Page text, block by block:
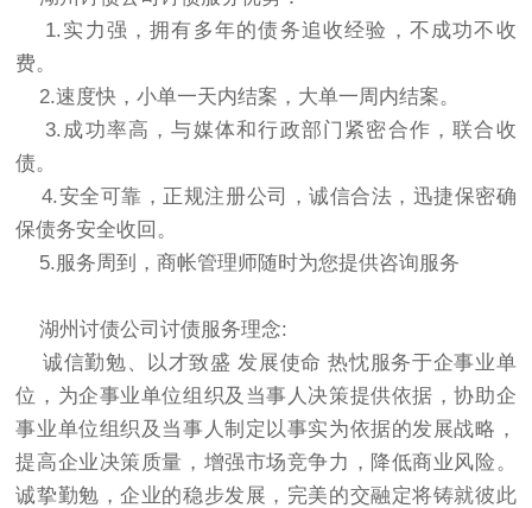
1.实力强，拥有多年的债务追收经验，不成功不收
费。
2.速度快，小单一天内结案，大单一周内结案。
3.成功率高，与媒体和行政部门紧密合作，联合收
债。
4.安全可靠，正规注册公司，诚信合法，迅捷保密确
保债务安全收回。
5.服务周到，商帐管理师随时为您提供咨询服务
湖州讨债公司讨债服务理念:
诚信勤勉、以才致盛 发展使命 热忱服务于企事业单
位，为企事业单位组织及当事人决策提供依据，协助企
事业单位组织及当事人制定以事实为依据的发展战略，
提高企业决策质量，增强市场竞争力，降低商业风险。
诚挚勤勉，企业的稳步发展，完美的交融定将铸就彼此